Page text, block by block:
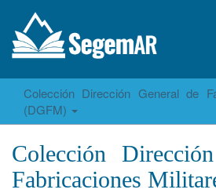
Colección Dirección General de
(DGFM)
Colección
Fabricaciones